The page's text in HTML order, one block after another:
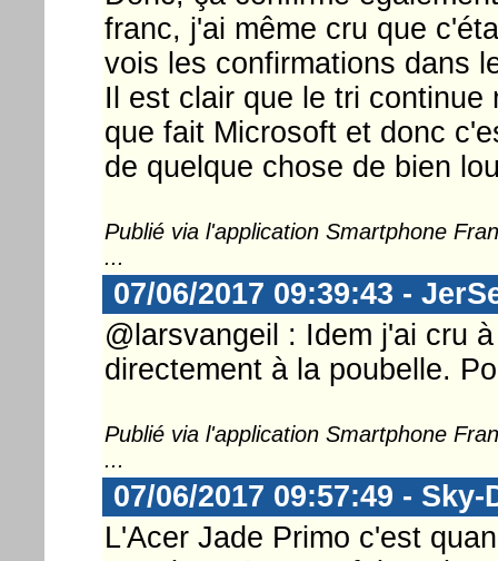
franc, j'ai même cru que
vois les confirmations dans
Il est clair que le tri
que fait Microsoft et donc
de quelque chose de bien
Publié via l'application Smartphone
...
07/06/2017 09:39:43 -
@larsvangeil : Idem j'ai cru
directement à la poubelle.
Publié via l'application Smartphone
...
07/06/2017 09:57:49 - Sky-
L'Acer Jade Primo c'est